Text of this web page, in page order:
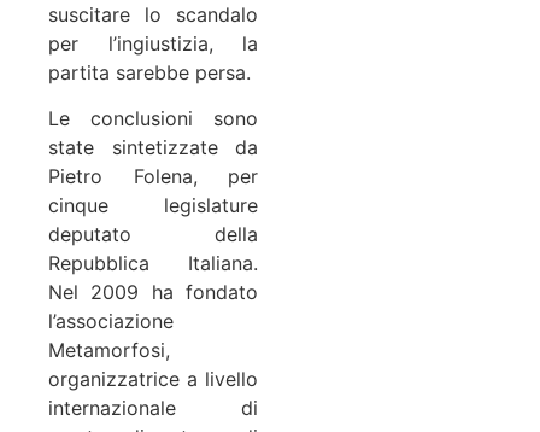
suscitare lo scandalo
per l’ingiustizia, la
partita sarebbe persa.
Le conclusioni sono
state sintetizzate da
Pietro Folena, per
cinque legislature
deputato della
Repubblica Italiana.
Nel 2009 ha fondato
l’associazione
Metamorfosi,
organizzatrice a livello
internazionale di